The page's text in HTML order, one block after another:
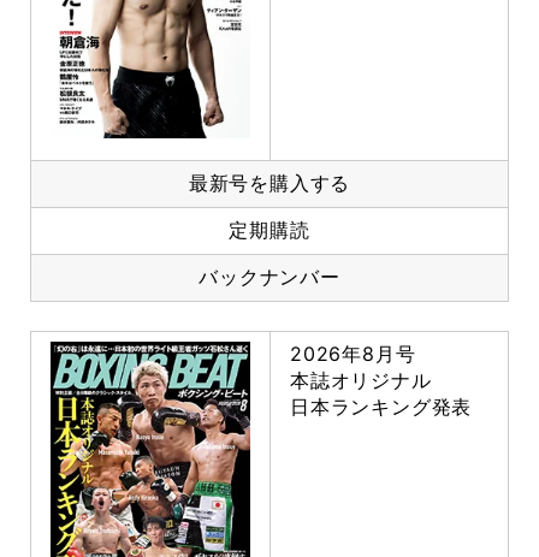
最新号を購入する
定期購読
バックナンバー
2026年8月号
本誌オリジナル
日本ランキング発表